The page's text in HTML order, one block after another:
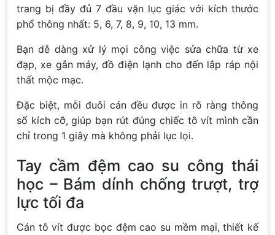
trang bị đầy đủ 7 đầu vặn lục giác với kích thước
phổ thông nhất: 5, 6, 7, 8, 9, 10, 13 mm.
Bạn dễ dàng xử lý mọi công việc sửa chữa từ xe
đạp, xe gắn máy, đồ điện lạnh cho đến lắp ráp nội
thất mộc mạc.
Đặc biệt, mỗi đuôi cán đều được in rõ ràng thông
số kích cỡ, giúp bạn rút đúng chiếc tô vít mình cần
chỉ trong 1 giây mà không phải lục lọi.
Tay cầm đệm cao su công thái
học – Bám dính chống trượt, trợ
lực tối đa
Cán tô vít được bọc đệm cao su mềm mại, thiết kế